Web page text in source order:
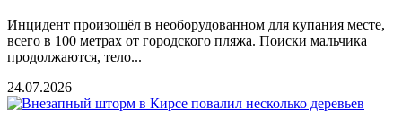
Инцидент произошёл в необорудованном для купания месте,
всего в 100 метрах от городского пляжа. Поиски мальчика
продолжаются, тело...
24.07.2026